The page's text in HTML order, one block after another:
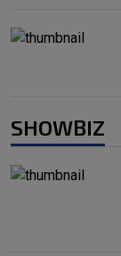
SHOWBIZ